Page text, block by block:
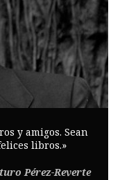
y amigos. Sean
libros.»
Pérez-Reverte